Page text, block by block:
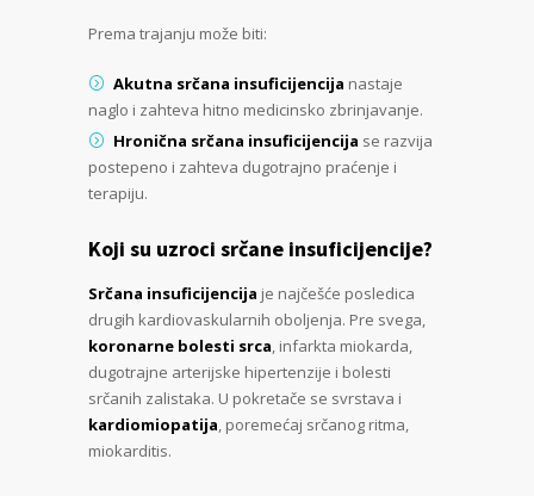
Prema trajanju može biti:
Akutna srčana insuficijencija nastaje
naglo i zahteva hitno medicinsko zbrinjavanje.
Hronična srčana insuficijencija se razvija
postepeno i zahteva dugotrajno praćenje i
terapiju.
Koji su uzroci srčane insuficijencije?
Srčana insuficijencija je najčešće posledica
drugih kardiovaskularnih oboljenja. Pre svega,
koronarne bolesti srca, infarkta miokarda,
dugotrajne arterijske hipertenzije i bolesti
srčanih zalistaka. U pokretače se svrstava i
kardiomiopatija, poremećaj srčanog ritma,
miokarditis.